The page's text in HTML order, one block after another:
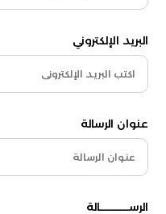
البريد الإلكتروني
عنوان الرسالة
الرســــــــــــالة